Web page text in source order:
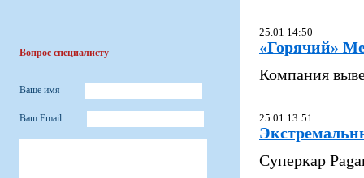
Вопрос специалисту
Ваше имя
Ваш Email
25.01 14:50
«Горячий»
Компания
25.01 13:51
Суперкар